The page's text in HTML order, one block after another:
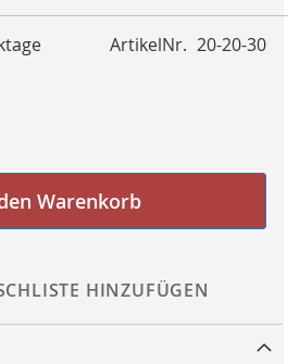
ArtikelNr. 20-20-30
Warenkorb
HINZUFÜGEN